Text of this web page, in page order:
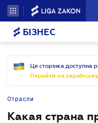
БІЗНЕС
Ця сторінка доступна
Перейти на українську
Отрасли
Какая страна